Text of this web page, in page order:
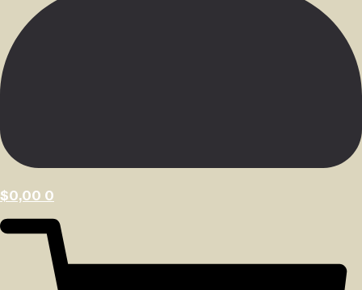
$0,00 0